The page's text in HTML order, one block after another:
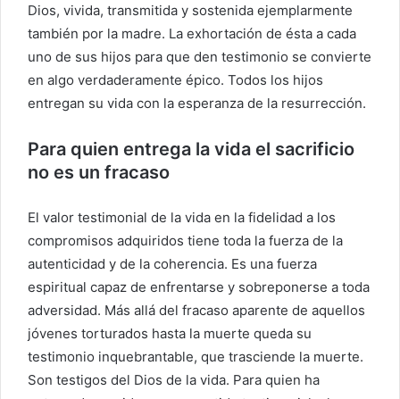
Dios, vivida, transmitida y sostenida ejemplarmente
también por la madre. La exhortación de ésta a cada
uno de sus hijos para que den testimonio se convierte
en algo verdaderamente épico. Todos los hijos
entregan su vida con la esperanza de la resurrección.
Para quien entrega la vida el sacrificio
no es un fracaso
El valor testimonial de la vida en la fidelidad a los
compromisos adquiridos tiene toda la fuerza de la
autenticidad y de la coherencia. Es una fuerza
espiritual capaz de enfrentarse y sobreponerse a toda
adversidad. Más allá del fracaso aparente de aquellos
jóvenes torturados hasta la muerte queda su
testimonio inquebrantable, que trasciende la muerte.
Son testigos del Dios de la vida. Para quien ha